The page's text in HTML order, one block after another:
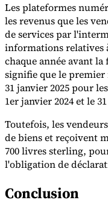
Les plateformes
les revenus que les
de services par
informations relatives
chaque année avant
signifie que le
31 janvier 2025 pour
1er janvier 2024 et le
Toutefois, les
de biens et reçoivent
700 livres sterling,
l'obligation de
Conclusion